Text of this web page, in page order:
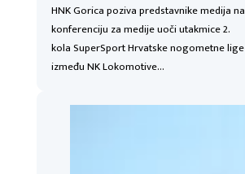
HNK Gorica poziva predstavnike medija na
konferenciju za medije uoči utakmice 2.
kola SuperSport Hrvatske nogometne lige
između NK Lokomotive…